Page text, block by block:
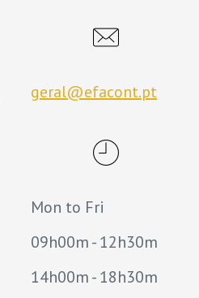
geral@efacont.pt
Mon to Fri
09h00m - 12h30m
14h00m - 18h30m